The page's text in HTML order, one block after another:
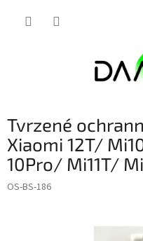
Tvrzené
Xiaomi 12T/
10Pro/ Mi11T/
OS-BS-186